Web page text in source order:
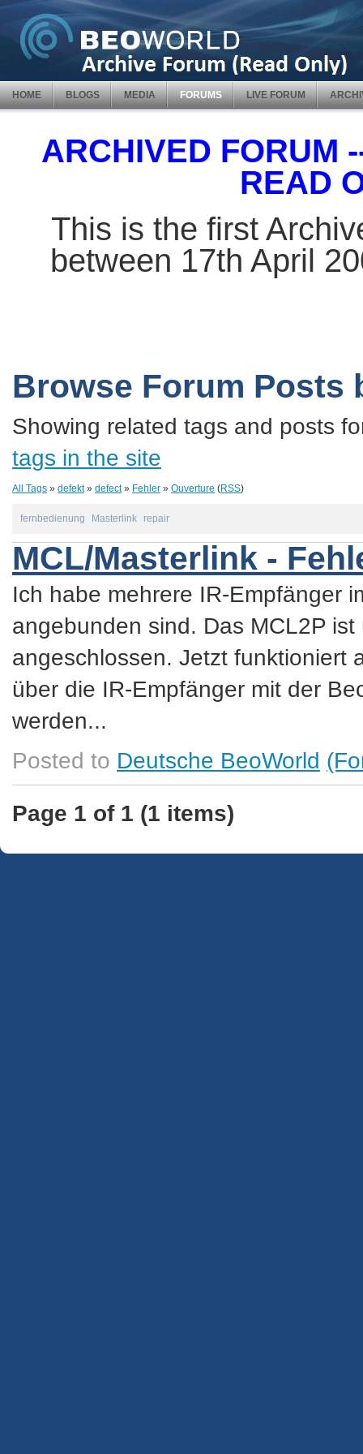
HOME BLOGS MEDIA FORUMS LIVE FORUM
ARCHIVED FORUM
READ
This is the first
between 17th April
Browse Forum Posts
Showing related tags and posts
tags in the site
All Tags » defekt» defect» Fehler » Ouverture (RSS)
fernbedienung Masterlink repair
MCL/Masterlink -
Ich habe mehrere IR-Empfänger
angebunden sind. Das MCL2P
angeschlossen. Jetzt funktioniert
über die IR-Empfänger mit der
werden...
Posted to Deutsche BeoWorld
Page 1 of 1 (1 items)